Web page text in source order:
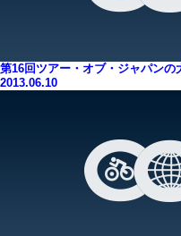
第16回ツアー・オブ・ジャパン
2013.06.10